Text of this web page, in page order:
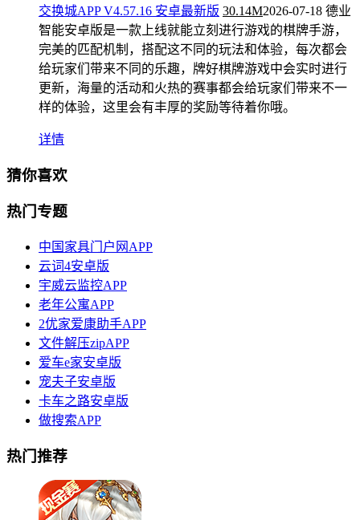
交换城APP V4.57.16 安卓最新版 30.14M2026-07-18 德业
智能安卓版是一款上线就能立刻进行游戏的棋牌手游，
完美的匹配机制，搭配这不同的玩法和体验，每次都会
给玩家们带来不同的乐趣，牌好棋牌游戏中会实时进行
更新，海量的活动和火热的赛事都会给玩家们带来不一
样的体验，这里会有丰厚的奖励等待着你哦。
详情
猜你喜欢
热门专题
中国家具门户网APP
云词4安卓版
宇威云监控APP
老年公寓APP
2优家爱康助手APP
文件解压zipAPP
爱车e家安卓版
宠夫子安卓版
卡车之路安卓版
做搜索APP
热门推荐